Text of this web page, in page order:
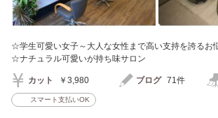
☆学生可愛い女子～大人な女性まで高い支持を誇るお
☆ナチュラル可愛いが持ち味サロン
カット ￥3,980 ブログ 71件
スマート支払いOK